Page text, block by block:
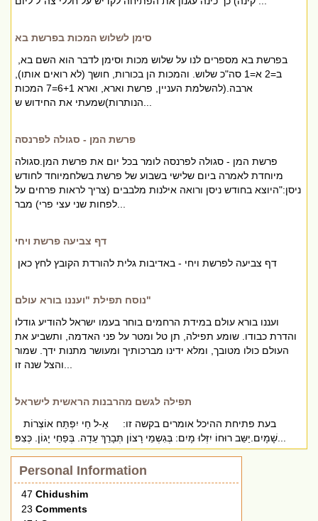
סימן לשלוש המכות בפרשת בא
ב=2 א=1 סה"כ שלוש. והמכות הן בכורות, חושך (לא רואים אותו),
ארבה.(להשלמת העניין, פרשת וארא, וארא 6+1=7 המכות
פרשת המן - סגולה לפרנסה
פרשת המן - סגולה לפרנסה לומר בכל יום את פרשת המן.סגולה
מיוחדת לאמרה ביום שלישי בשבוע של פרשת בשלחמיוחד לחודש
ניסן:"היוצא בחודש ניסן ורואה אילנות מלבבים (צריך לראות פרחים על
דף צביעה פרשת ויחי
דף צביעה לפרשת ויחי - באדיבות גלית להורדת הקובץ לחץ כאן
נוסח תפילת "ועננו בורא עולם"
ועננו בורא עולם במידת הרחמים בוחר בעמו ישראל להודיע גודלו
והדרת כבודו. שומע תפילה, תן טל ומטר על פני האדמה, ותשביע את
העולם כולו מטובך, ומלא ידינו מברכותיך ומעושר מתנות ידך. שמור
תפילה לגשם מהרבנות הראשית לישראל
Personal Information
47 Chidushim
23 Comments